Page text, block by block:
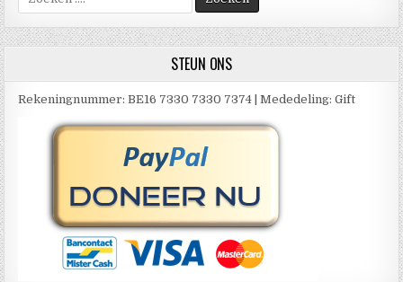
naar:
STEUN ONS
Rekeningnummer: BE16 7330 7330 7374 | Mededeling: Gift